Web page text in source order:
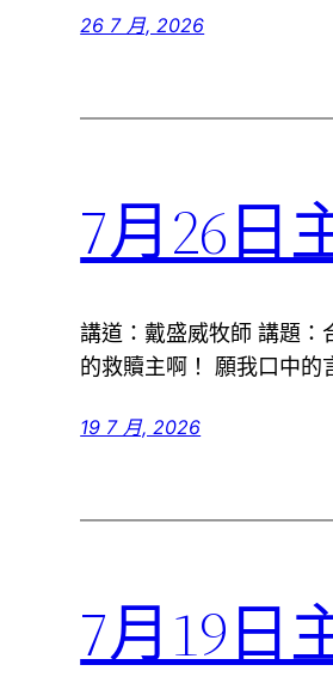
26 7 月, 2026
7月26日
講道：戴盛威牧師 講題：
的救贖主啊！ 願我口中
19 7 月, 2026
7月19日